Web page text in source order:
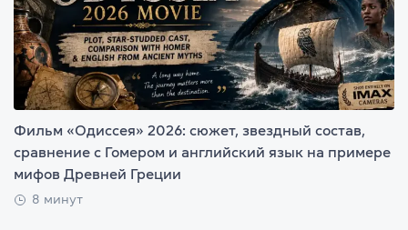
Фильм «Одиссея» 2026: сюжет, звездный состав,
сравнение с Гомером и английский язык на примере
мифов Древней Греции
8 минут